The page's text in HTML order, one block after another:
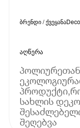
ბრენდი / ქვეყანა
აღწერა
სახლის
შეღებვა